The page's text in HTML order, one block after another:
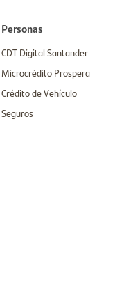
Personas
CDT Digital Santander
Microcrédito Prospera
Crédito de Vehículo
Seguros